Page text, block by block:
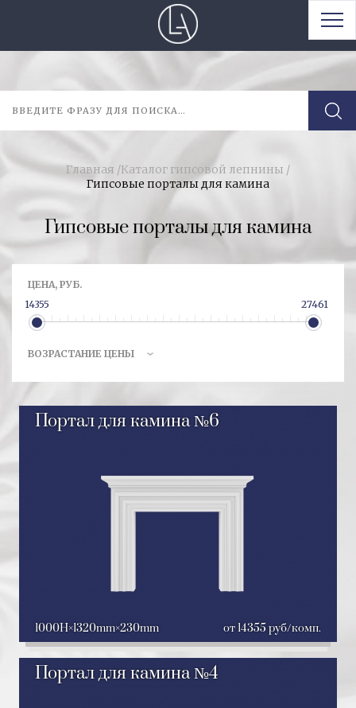
Главная /Каталог гипсовой лепнины /
Гипсовые порталы для камина
Гипсовые порталы для камина
ЦЕНА, РУБ.
14355
27461
Портал для камина №6
1000H 1320mm 230mm от 14355 руб/комп.
Портал для камина №4